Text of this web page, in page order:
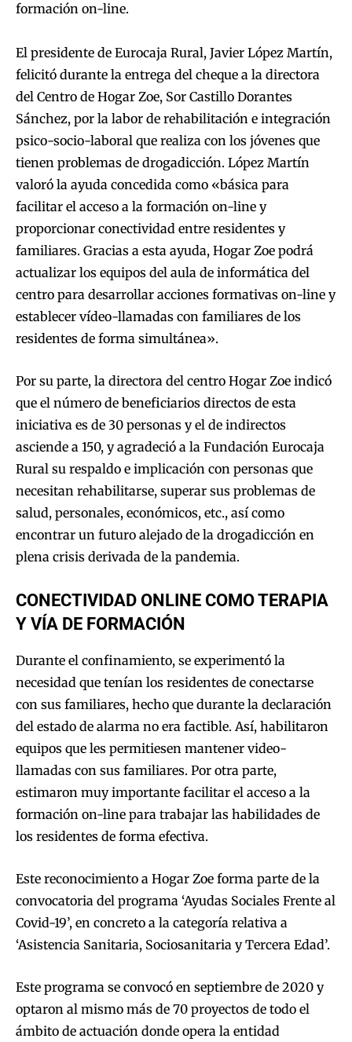
formación on-line.
El presidente de Eurocaja Rural, Javier López Martín,
felicitó durante la entrega del cheque a la directora
del Centro de Hogar Zoe, Sor Castillo Dorantes
Sánchez, por la labor de rehabilitación e integración
psico-socio-laboral que realiza con los jóvenes que
tienen problemas de drogadicción. López Martín
valoró la ayuda concedida como «básica para
facilitar el acceso a la formación on-line y
proporcionar conectividad entre residentes y
familiares. Gracias a esta ayuda, Hogar Zoe podrá
actualizar los equipos del aula de informática del
centro para desarrollar acciones formativas on-line y
establecer vídeo-llamadas con familiares de los
residentes de forma simultánea».
Por su parte, la directora del centro Hogar Zoe indicó
que el número de beneficiarios directos de esta
iniciativa es de 30 personas y el de indirectos
asciende a 150, y agradeció a la Fundación Eurocaja
Rural su respaldo e implicación con personas que
necesitan rehabilitarse, superar sus problemas de
salud, personales, económicos, etc., así como
encontrar un futuro alejado de la drogadicción en
plena crisis derivada de la pandemia.
CONECTIVIDAD ONLINE COMO TERAPIA
Y VÍA DE FORMACIÓN
Durante el confinamiento, se experimentó la
necesidad que tenían los residentes de conectarse
con sus familiares, hecho que durante la declaración
del estado de alarma no era factible. Así, habilitaron
equipos que les permitiesen mantener video-
llamadas con sus familiares. Por otra parte,
estimaron muy importante facilitar el acceso a la
formación on-line para trabajar las habilidades de
los residentes de forma efectiva.
Este reconocimiento a Hogar Zoe forma parte de la
convocatoria del programa ‘Ayudas Sociales Frente al
Covid-19’, en concreto a la categoría relativa a
‘Asistencia Sanitaria, Sociosanitaria y Tercera Edad’.
Este programa se convocó en septiembre de 2020 y
optaron al mismo más de 70 proyectos de todo el
ámbito de actuación donde opera la entidad